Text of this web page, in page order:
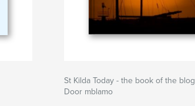
St Kilda Today - the book of the blog
Door mblamo